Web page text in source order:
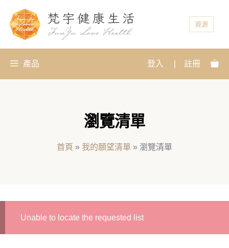
資源
產品 登入 註冊
瀏覽清單
首頁 » 我的願望清單 » 瀏覽清單
Unable to locate the requested list